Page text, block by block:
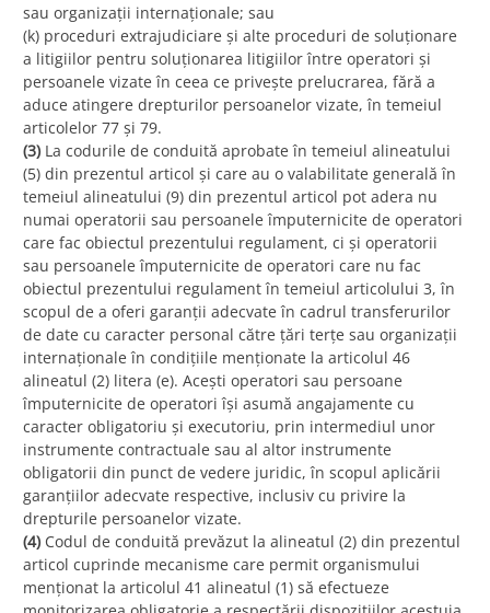
sau organizații internaționale; sau
(k) proceduri extrajudiciare și alte proceduri de soluționare
a litigiilor pentru soluționarea litigiilor între operatori și
persoanele vizate în ceea ce privește prelucrarea, fără a
aduce atingere drepturilor persoanelor vizate, în temeiul
articolelor 77 și 79.
(3) La codurile de conduită aprobate în temeiul alineatului
(5) din prezentul articol și care au o valabilitate generală în
temeiul alineatului (9) din prezentul articol pot adera nu
numai operatorii sau persoanele împuternicite de operatori
care fac obiectul prezentului regulament, ci și operatorii
sau persoanele împuternicite de operatori care nu fac
obiectul prezentului regulament în temeiul articolului 3, în
scopul de a oferi garanții adecvate în cadrul transferurilor
de date cu caracter personal către țări terțe sau organizații
internaționale în condițiile menționate la articolul 46
alineatul (2) litera (e). Acești operatori sau persoane
împuternicite de operatori își asumă angajamente cu
caracter obligatoriu și executoriu, prin intermediul unor
instrumente contractuale sau al altor instrumente
obligatorii din punct de vedere juridic, în scopul aplicării
garanțiilor adecvate respective, inclusiv cu privire la
drepturile persoanelor vizate.
(4) Codul de conduită prevăzut la alineatul (2) din prezentul
articol cuprinde mecanisme care permit organismului
menționat la articolul 41 alineatul (1) să efectueze